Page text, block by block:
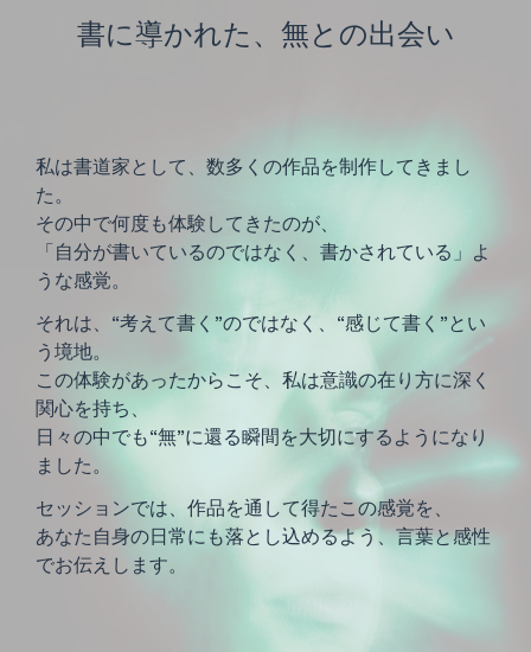
書に導かれた、無との出会い
私は書道家として、数多くの作品を制作してきまし
た。
その中で何度も体験してきたのが、
「自分が書いているのではなく、書かされている」よ
うな感覚。
それは、“考えて書く”のではなく、“感じて書く”とい
う境地。
この体験があったからこそ、私は意識の在り方に深く
関心を持ち、
日々の中でも“無”に還る瞬間を大切にするようになり
ました。
セッションでは、作品を通して得たこの感覚を、
あなた自身の日常にも落とし込めるよう、言葉と感性
でお伝えします。